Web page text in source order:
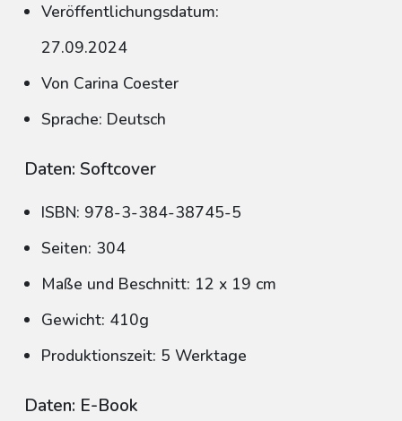
Veröffentlichungsdatum:
27.09.2024
Von Carina Coester
Sprache: Deutsch
Daten: Softcover
ISBN: 978-3-384-38745-5
Seiten: 304
Maße und Beschnitt: 12 x 19 cm
Gewicht: 410g
Produktionszeit: 5 Werktage
Daten: E-Book